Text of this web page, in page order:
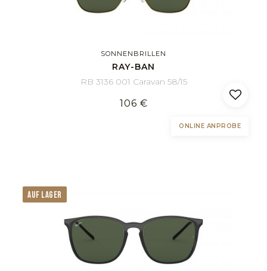
SONNENBRILLEN
RAY-BAN
RB 3136 001 Caravan 58/15
106 €
ONLINE ANPROBE
AUF LAGER